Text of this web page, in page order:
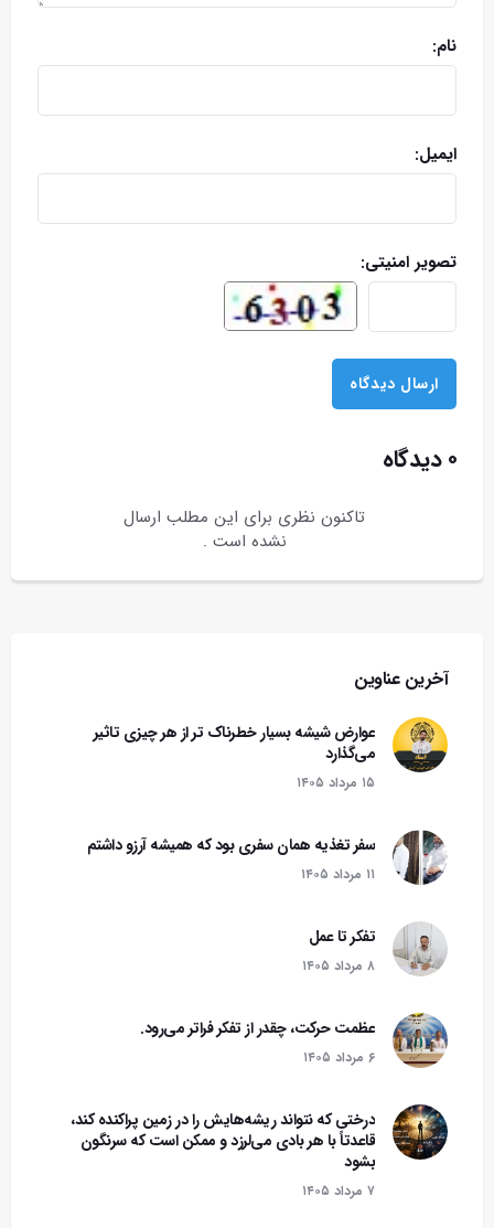
نام:
ایمیل:
تصویر امنیتی:
۰ دیدگاه
تاکنون نظری برای این مطلب ارسال
نشده است .
آخرین عناوین
عوارض شیشه بسیار خطرناک تر از هر چیزی تاثیر
می‌گذارد
۱۵ مرداد ۱۴۰۵
سفر تغذیه همان سفری بود که همیشه آرزو داشتم
۱۱ مرداد ۱۴۰۵
تفکر تا عمل
۸ مرداد ۱۴۰۵
عظمت حرکت، چقدر از تفکر فراتر می‌رود.
۶ مرداد ۱۴۰۵
درختی که نتواند ریشه‌هایش را در زمین پراکنده کند،
قاعدتاً با هر بادی می‌لرزد و ممکن است که سرنگون
بشود‌
۷ مرداد ۱۴۰۵